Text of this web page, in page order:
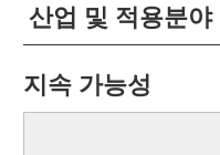
산업 및 적용분야
지속 가능성